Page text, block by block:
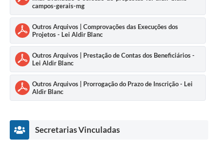
campos-gerais-mg
Outros Arquivos | Comprovações das Execuções dos
Projetos - Lei Aldir Blanc
Outros Arquivos | Prestação de Contas dos Beneficiários -
Lei Aldir Blanc
Outros Arquivos | Prorrogação do Prazo de Inscrição - Lei
Aldir Blanc
Secretarias Vinculadas